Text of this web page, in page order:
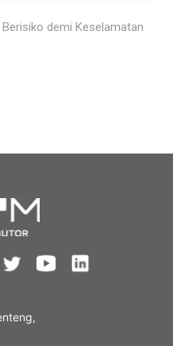
demi Keselamatan